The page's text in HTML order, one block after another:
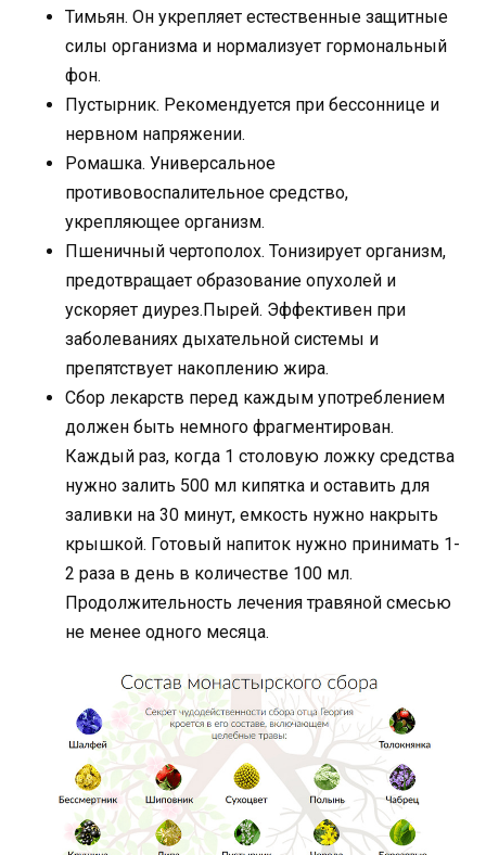
Тимьян. Он укрепляет естественные защитные
силы организма и нормализует гормональный
фон.
Пустырник. Рекомендуется при бессоннице и
нервном напряжении.
Ромашка. Универсальное
противовоспалительное средство,
укрепляющее организм.
Пшеничный чертополох. Тонизирует организм,
предотвращает образование опухолей и
ускоряет диурез.Пырей. Эффективен при
заболеваниях дыхательной системы и
препятствует накоплению жира.
Сбор лекарств перед каждым употреблением
должен быть немного фрагментирован.
Каждый раз, когда 1 столовую ложку средства
нужно залить 500 мл кипятка и оставить для
заливки на 30 минут, емкость нужно накрыть
крышкой. Готовый напиток нужно принимать 1-
2 раза в день в количестве 100 мл.
Продолжительность лечения травяной смесью
не менее одного месяца.